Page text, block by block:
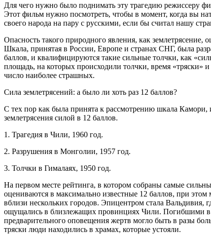
Для чего нужно было поднимать эту трагедию режиссеру
Этот фильм нужно посмотреть, чтобы в момент, когда вы
своего народа на пару с русскими, если бы считал нашу
Опасность такого природного явления, как
Шкала, принятая в России, Европе и странах СНГ, была
баллов, и квалифицируются такие сильные толчки, как
площадь, на которых происходили толчки, время «тряски»
число наиболее страшных.
Сила землетрясений: а было ли хоть раз 12 баллов?
С тех пор как была принята к рассмотрению шкала Камори,
землетрясения силой в 12 баллов.
1. Трагедия в Чили, 1960 год.
2. Разрушения в Монголии, 1957 год.
3. Толчки в Гималаях, 1950 год.
На первом месте рейтинга, в котором собраны самые
оцениваются в максимально известные 12 баллов, при
вблизи нескольких городов. Эпицентром стала Вальдивия,
ощущались в близлежащих провинциях Чили. Погибшими в
предварительного оповещения жертв могло быть в разы
тряски люди находились в храмах, которые устояли.